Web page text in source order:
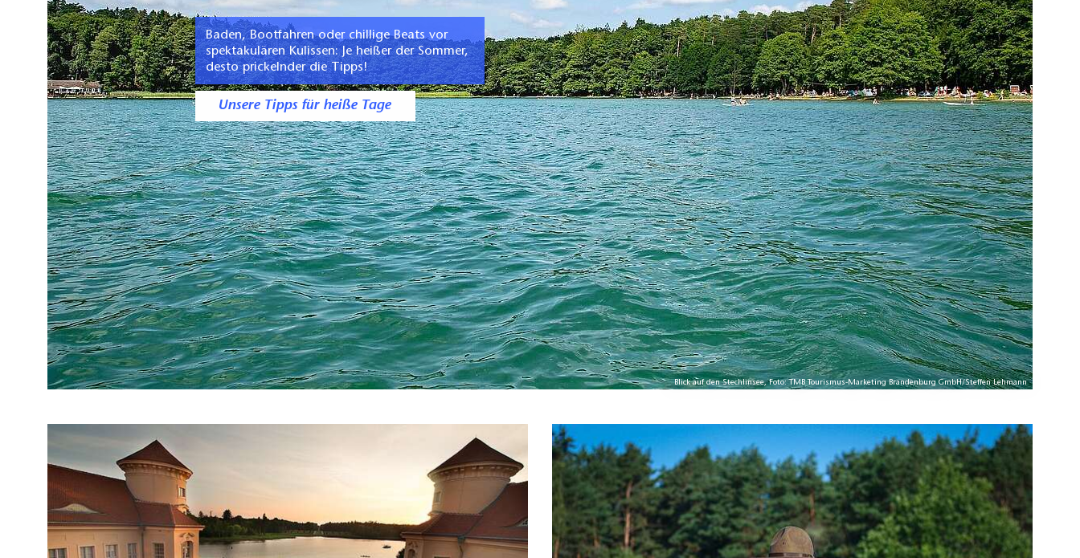
Baden, Bootfahren oder chillige Beats vor
spektakulären Kulissen: Je heißer der Sommer,
desto prickelnder die Tipps!
Unsere Tipps für heiße Tage
Blick auf den Stechlinsee, Foto: TMB Tourismus-Marketing Brandenburg GmbH/Steffen Lehmann